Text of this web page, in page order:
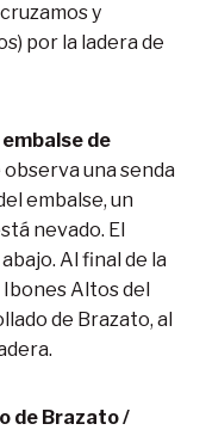
y
por la ladera de
de
observa una senda
embalse, un
nevado. El
Al final de la
Ibones Altos del
de Brazato, al
de Brazato /